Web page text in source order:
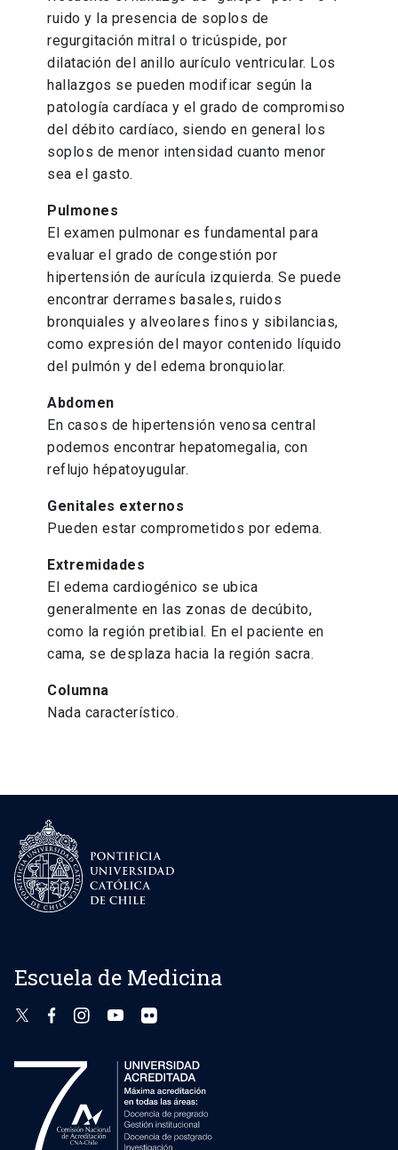
ruido y la presencia de soplos de
regurgitación mitral o tricúspide, por
dilatación del anillo aurículo ventricular. Los
hallazgos se pueden modificar según la
patología cardíaca y el grado de compromiso
del débito cardíaco, siendo en general los
soplos de menor intensidad cuanto menor
sea el gasto.
Pulmones
El examen pulmonar es fundamental para
evaluar el grado de congestión por
hipertensión de aurícula izquierda. Se puede
encontrar derrames basales, ruidos
bronquiales y alveolares finos y sibilancias,
como expresión del mayor contenido líquido
del pulmón y del edema bronquiolar.
Abdomen
En casos de hipertensión venosa central
podemos encontrar hepatomegalia, con
reflujo hépatoyugular.
Genitales externos
Pueden estar comprometidos por edema.
Extremidades
El edema cardiogénico se ubica
generalmente en las zonas de decúbito,
como la región pretibial. En el paciente en
cama, se desplaza hacia la región sacra.
Columna
Nada característico.
Escuela de Medicina